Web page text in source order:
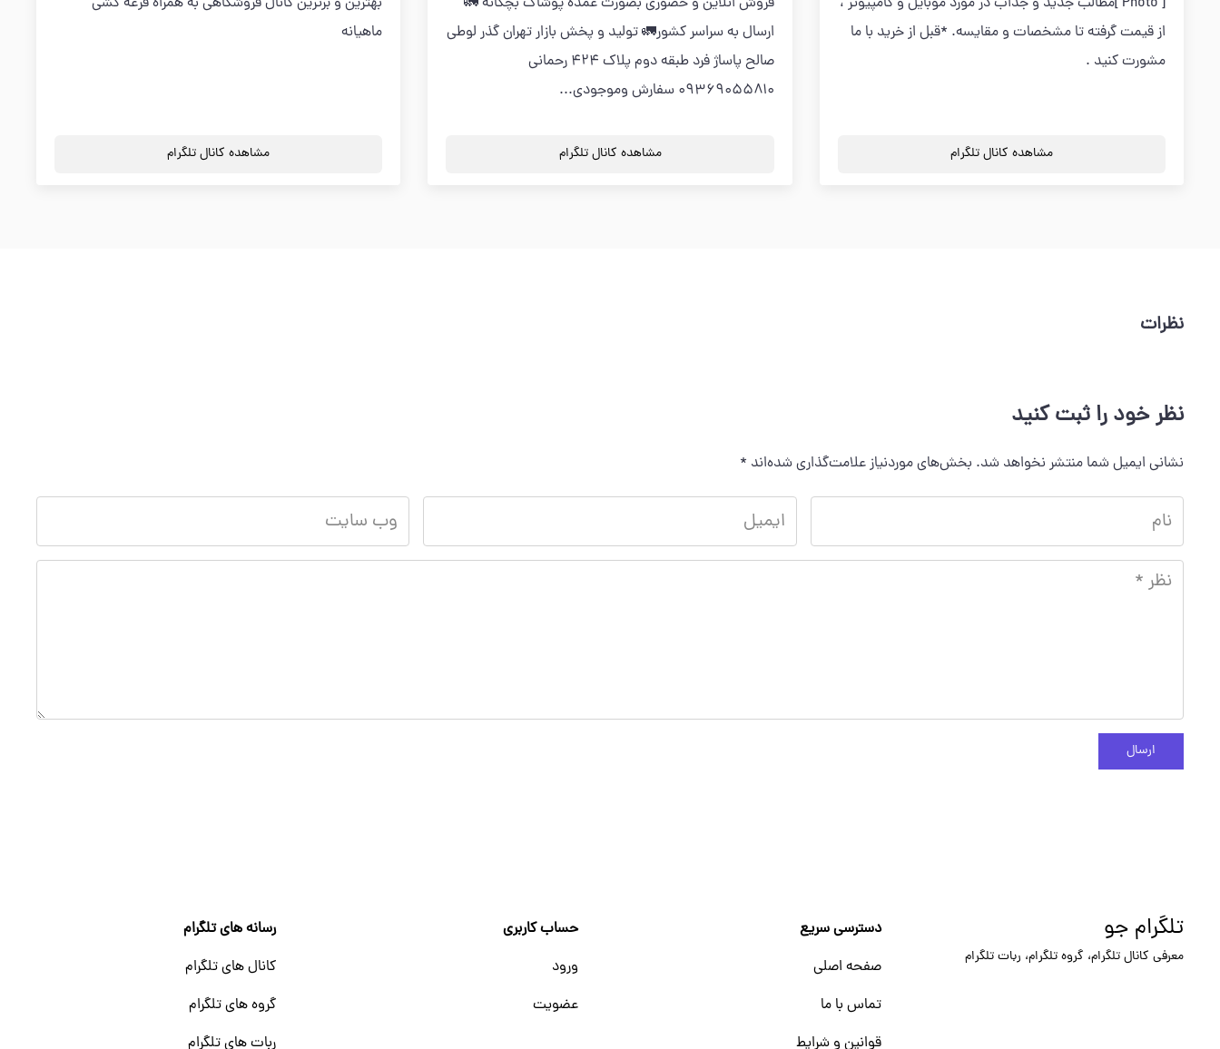
از قیمت گرفته تا مشخصات و مقایسه. *قبل از خرید با ما
مشورت کنید .
مشاهده کانال تلگرام
ارسال به سراسر کشور🚛 تولید و پخش بازار تهران گذر لوطی
صالح پاساژ فرد طبقه دوم پلاک ۴۲۴ رحمانی
۰۹۳۶۹۰۵۵۸۱۰ سفارش وموجودی...
مشاهده کانال تلگرام
ماهیانه
مشاهده کانال تلگرام
نظرات
نظر خود را ثبت کنید
نشانی ایمیل شما منتشر نخواهد شد. بخش‌های موردنیاز علامت‌گذاری شده‌اند *
ارسال
دسترسی سریع
صفحه اصلی
تماس با ما
قوانین و شرایط
حساب کاربری
ورود
عضویت
رسانه های تلگرام
کانال های تلگرام
گروه های تلگرام
ربات های تلگرام
تلگرام جو
معرفی کانال تلگرام، گروه تلگرام، ربات تلگرام